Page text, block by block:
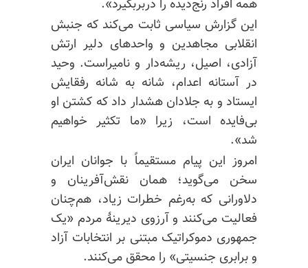
همه افراد رنج‌دیده را دربربگیرد».
این گزارش سیاسی ثابت می‌کند که جنبش
انقلابی مجاهدین و واحدهای دلیر ارتش
آزادی، اصیل، ریشه‌دار و نامیراست. وحید
در آستانه اعدام، شانه به شانه رفقایش
ایستاد و به جلادان هشدار داد که کشتن او
بی‌فایده است، زیرا «ما تکثیر خواهیم
شد».
امروز این پیام مستقیماً با جوانان ایران
سخن می‌گوید؛ همان نقش‌آفرینان و
دلاورانی که به‌رغم خطرات زیاد، هم‌چنان
فعالیت می‌کنند و آرزوی دیرینهٔ مردم «یک
جمهوری دموکراتیک مبتنی بر انتخابات آزاد
و برابری جنسیتی» را محقق می‌کنند.